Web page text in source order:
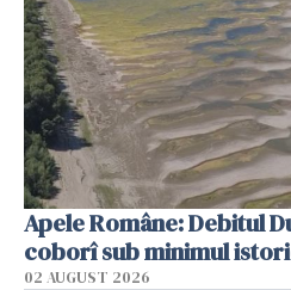
Apele Române: Debitul
coborî sub minimul
02 AUGUST 2026